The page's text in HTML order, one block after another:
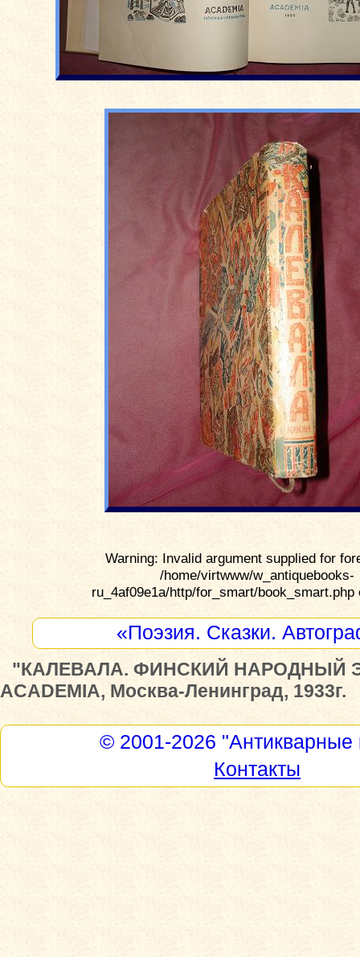
Warning: Invalid argument supplied for
/home/virtwww/w_antiquebooks-
ru_4af09e1a/http/for_smart/book_smart.php
«Поэзия. Сказки.
"КАЛЕВАЛА. ФИНСКИЙ НАРОДНЫЙ
ACADEMIA, Москва-Ленинград, 1933г.
© 2001-2026 "Антикварные
Контакты